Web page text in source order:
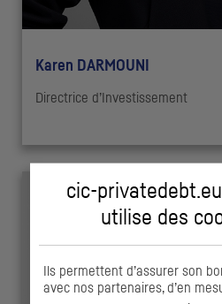
Karen DARMOUNI
Directrice d’Investissement
cic-
utilise des
Ils permettent d’assurer son
avec nos partenaires, d’en